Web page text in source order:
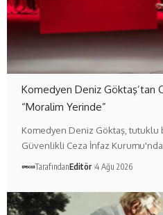
Komedyen Deniz Göktaş’tan
“Moralim Yerinde”
Komedyen Deniz Göktaş,
Güvenlikli Ceza İnfaz
TarafındanEditör 4 Ağu 2026